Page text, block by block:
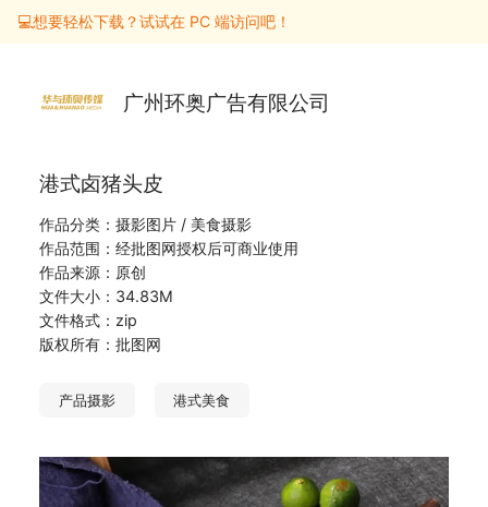
💻想要轻松下载？试试在 PC 端访问吧！
广州环奥广告有限公司
港式卤猪头皮
作品分类：摄影图片 / 美食摄影
作品范围：经批图网授权后可商业使用
作品来源：原创
文件大小：34.83M
文件格式：zip
版权所有：批图网
产品摄影 港式美食